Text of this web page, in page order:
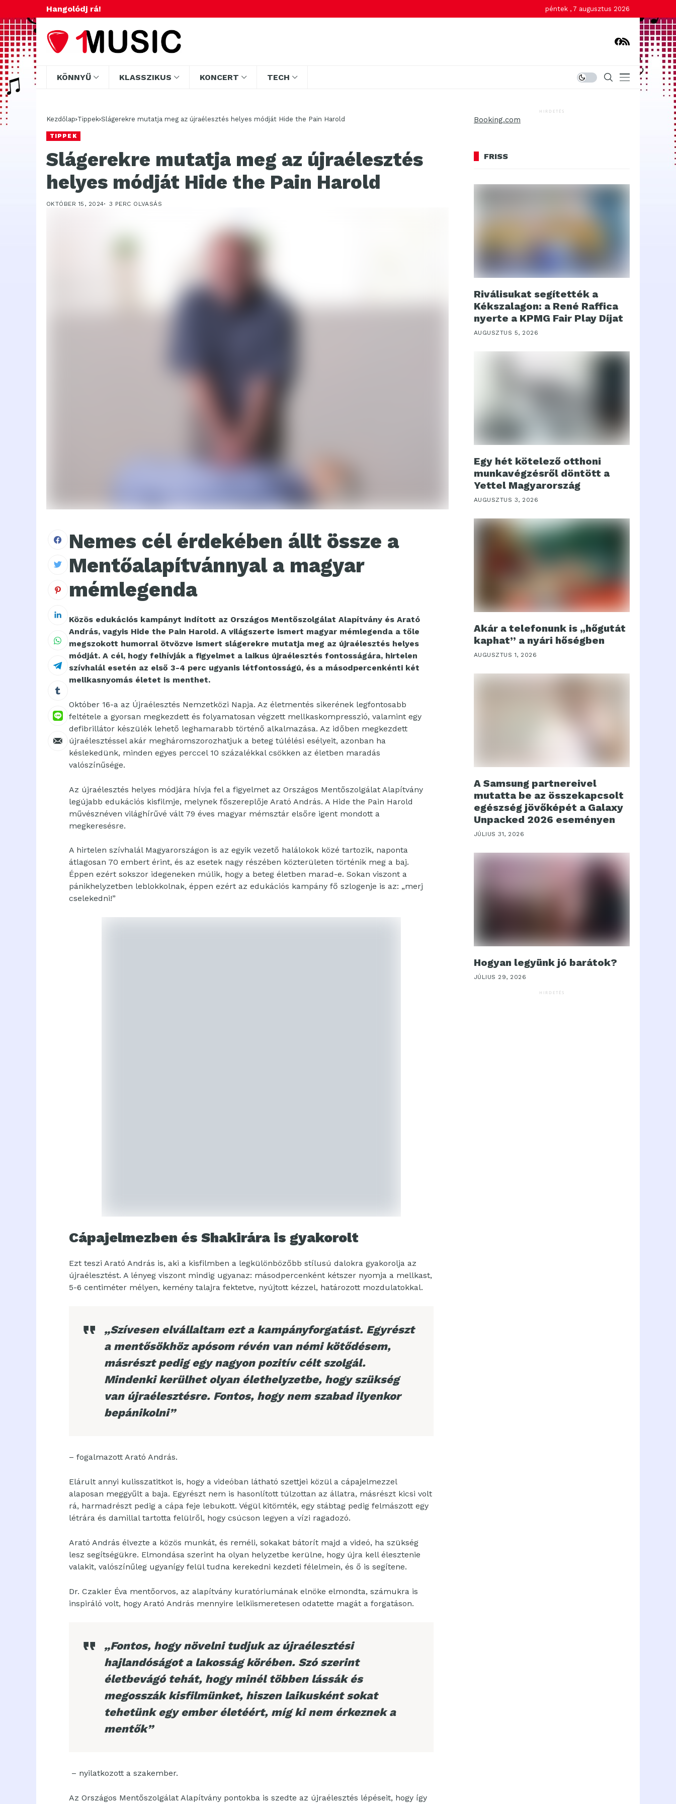
Hangolódj rá! péntek , 7 augusztus 2026
KÖNNYŰ KLASSZIKUS KONCERT TECH
Kezdőlap Tippek Slágerekre mutatja meg az újraélesztés helyes módját Hide the Pain Harold
TIPPEK
Slágerekre mutatja meg az újraélesztés
helyes módját Hide the Pain Harold
OKTÓBER 15, 2024 3 PERC OLVASÁS
Nemes cél érdekében állt össze a
Mentőalapítvánnyal a magyar
mémlegenda
Közös edukációs kampányt indított az Országos Mentőszolgálat Alapítvány és Arató
András, vagyis Hide the Pain Harold. A világszerte ismert magyar mémlegenda a tőle
megszokott humorral ötvözve ismert slágerekre mutatja meg az újraélesztés helyes
módját. A cél, hogy felhívják a figyelmet a laikus újraélesztés fontosságára, hirtelen
szívhalál esetén az első 3-4 perc ugyanis létfontosságú, és a másodpercenkénti két
mellkasnyomás életet is menthet.
Október 16-a az Újraélesztés Nemzetközi Napja. Az életmentés sikerének legfontosabb
feltétele a gyorsan megkezdett és folyamatosan végzett mellkaskompresszió, valamint egy
defibrillátor készülék lehető leghamarabb történő alkalmazása. Az időben megkezdett
újraélesztéssel akár megháromszorozhatjuk a beteg túlélési esélyeit, azonban ha
késlekedünk, minden egyes perccel 10 százalékkal csökken az életben maradás
valószínűsége.
Az újraélesztés helyes módjára hívja fel a figyelmet az Országos Mentőszolgálat Alapítvány
legújabb edukációs kisfilmje, melynek főszereplője Arató András. A Hide the Pain Harold
művésznéven világhírűvé vált 79 éves magyar mémsztár elsőre igent mondott a
megkeresésre.
A hirtelen szívhalál Magyarországon is az egyik vezető halálokok közé tartozik, naponta
átlagosan 70 embert érint, és az esetek nagy részében közterületen történik meg a baj.
Éppen ezért sokszor idegeneken múlik, hogy a beteg életben marad-e. Sokan viszont a
pánikhelyzetben leblokkolnak, éppen ezért az edukációs kampány fő szlogenje is az: „merj
cselekedni!”
Cápajelmezben és Shakirára is gyakorolt
Ezt teszi Arató András is, aki a kisfilmben a legkülönbözőbb stílusú dalokra gyakorolja az
újraélesztést. A lényeg viszont mindig ugyanaz: másodpercenként kétszer nyomja a mellkast,
5-6 centiméter mélyen, kemény talajra fektetve, nyújtott kézzel, határozott mozdulatokkal.
„Szívesen elvállaltam ezt a kampányforgatást. Egyrészt
a mentősökhöz apósom révén van némi kötődésem,
másrészt pedig egy nagyon pozitív célt szolgál.
Mindenki kerülhet olyan élethelyzetbe, hogy szükség
van újraélesztésre. Fontos, hogy nem szabad ilyenkor
bepánikolni”
– fogalmazott Arató András.
Elárult annyi kulisszatitkot is, hogy a videóban látható szettjei közül a cápajelmezzel
alaposan meggyűlt a baja. Egyrészt nem is hasonlított túlzottan az állatra, másrészt kicsi volt
rá, harmadrészt pedig a cápa feje lebukott. Végül kitömték, egy stábtag pedig felmászott egy
létrára és damillal tartotta felülről, hogy csúcson legyen a vízi ragadozó.
Arató András élvezte a közös munkát, és reméli, sokakat bátorít majd a videó, ha szükség
lesz segítségükre. Elmondása szerint ha olyan helyzetbe kerülne, hogy újra kell élesztenie
valakit, valószínűleg ugyanígy felül tudna kerekedni kezdeti félelmein, és ő is segítene.
Dr. Czakler Éva mentőorvos, az alapítvány kuratóriumának elnöke elmondta, számukra is
inspiráló volt, hogy Arató András mennyire lelkiismeretesen odatette magát a forgatáson.
„Fontos, hogy növelni tudjuk az újraélesztési
hajlandóságot a lakosság körében. Szó szerint
életbevágó tehát, hogy minél többen lássák és
megosszák kisfilmünket, hiszen laikusként sokat
tehetünk egy ember életéért, míg ki nem érkeznek a
mentők”
– nyilatkozott a szakember.
Az Országos Mentőszolgálat Alapítvány pontokba is szedte az újraélesztés lépéseit, hogy így
HIRDETÉS
Booking.com
FRISS
Riválisukat segítették a
Kékszalagon: a René Raffica
nyerte a KPMG Fair Play Díjat
AUGUSZTUS 5, 2026
Egy hét kötelező otthoni
munkavégzésről döntött a
Yettel Magyarország
AUGUSZTUS 3, 2026
Akár a telefonunk is „hőgutát
kaphat” a nyári hőségben
AUGUSZTUS 1, 2026
A Samsung partnereivel
mutatta be az összekapcsolt
egészség jövőképét a Galaxy
Unpacked 2026 eseményen
JÚLIUS 31, 2026
Hogyan legyünk jó barátok?
JÚLIUS 29, 2026
HIRDETÉS